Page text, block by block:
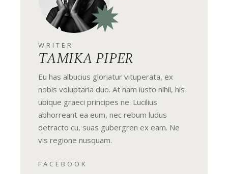
WRITER
TAMIKA PIPER
Eu has albucius gloriatur vituperata, ex
nobis voluptaria duo. At nam iusto nihil, his
ubique graeci principes ne. Lucilius
abhorreant ea eum, nec rebum ludus
detracto cu, suas gubergren ex eam. Ne
vis regione nusquam.
FACEBOOK